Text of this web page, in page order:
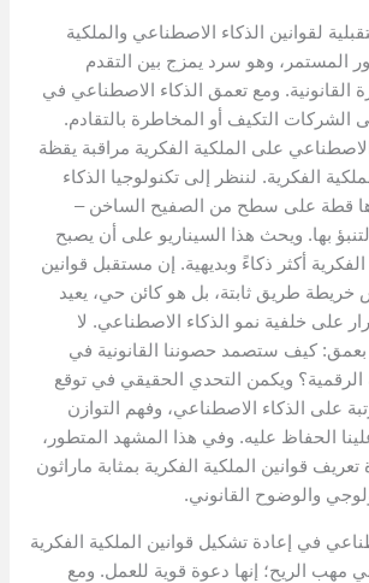
لقوانين الذكاء الاصطناعي والملكية
المستمر، وهو سرد يمزج بين التقدم
القانونية. ومع تعمق الذكاء الاصطناعي في
التكيف أو المخاطرة بالتقادم.
على الملكية الفكرية مراقبة يقظة
الفكرية. لننظر إلى تكنولوجيا الذكاء
قطة على سطح من الصفيح الساخن –
بها. ويحث هذا السيناريو على أن يصبح
أكثر ذكاءً وبديهية. إن مستقبل قوانين
خريطة طريق ثابتة، بل هو كائن حي، يعيد
على خلفية نمو الذكاء الاصطناعي. لا
بعمق: كيف ستصمد حصوننا القانونية في
ويكمن التحدي الحقيقي في توقع
على الذكاء الاصطناعي، وفهم التوازن
الحفاظ عليه. وفي هذا المشهد المتطور،
قوانين الملكية الفكرية بمثابة ماراثون
والوضوح القانوني.
في إعادة تشكيل قوانين الملكية الفكرية
الريح؛ إنها دعوة قوية للعمل. ومع